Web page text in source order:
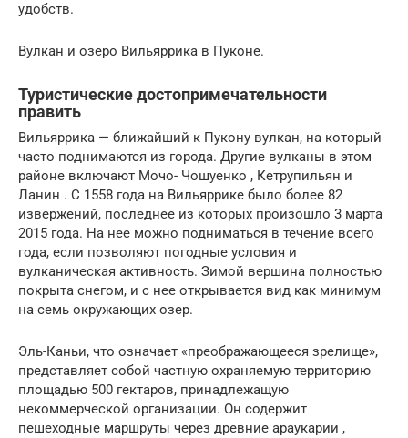
удобств.
Вулкан и озеро Вильяррика в Пуконе.
Туристические достопримечательности
править
Вильяррика — ближайший к Пукону вулкан, на который
часто поднимаются из города. Другие вулканы в этом
районе включают Мочо- Чошуенко , Кетрупильян и
Ланин . С 1558 года на Вильяррике было более 82
извержений, последнее из которых произошло 3 марта
2015 года. На нее можно подниматься в течение всего
года, если позволяют погодные условия и
вулканическая активность. Зимой вершина полностью
покрыта снегом, и с нее открывается вид как минимум
на семь окружающих озер.
Эль-Каньи, что означает «преображающееся зрелище»,
представляет собой частную охраняемую территорию
площадью 500 гектаров, принадлежащую
некоммерческой организации. Он содержит
пешеходные маршруты через древние араукарии ,